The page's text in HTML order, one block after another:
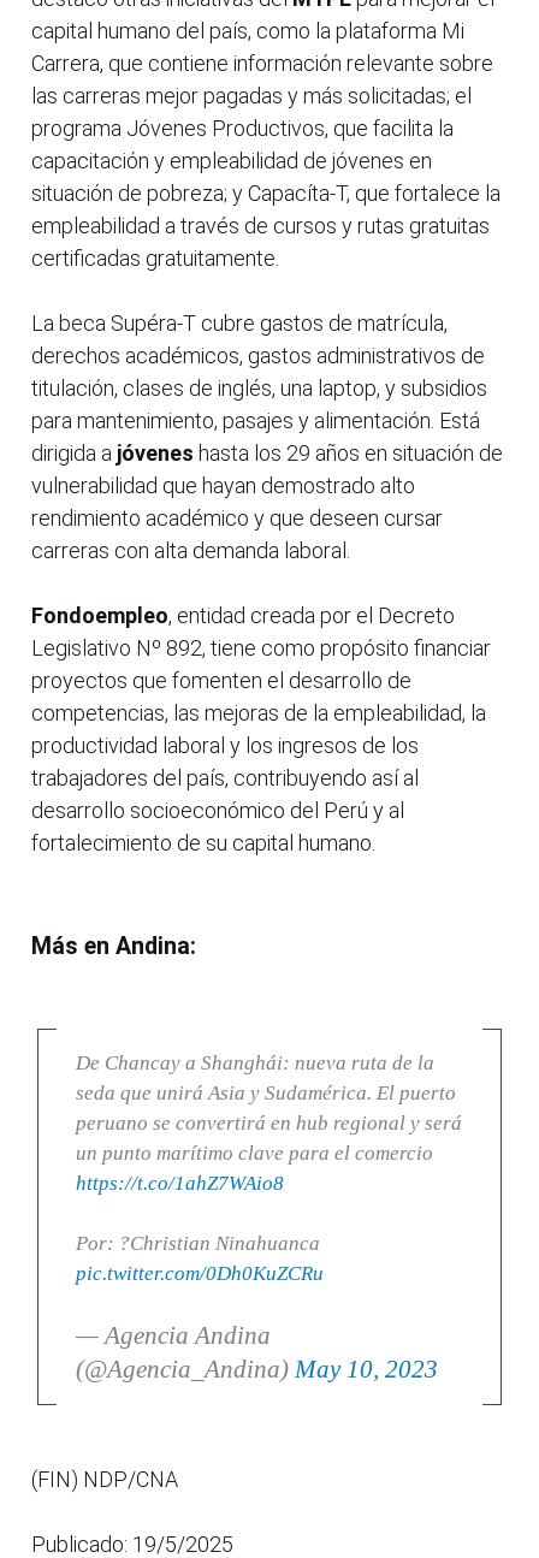
capital humano del país, como la plataforma Mi
Carrera, que contiene información relevante sobre
las carreras mejor pagadas y más solicitadas; el
programa Jóvenes Productivos, que facilita la
capacitación y empleabilidad de jóvenes en
situación de pobreza; y Capacíta-T, que fortalece la
empleabilidad a través de cursos y rutas gratuitas
certificadas gratuitamente.
La beca Supéra-T cubre gastos de matrícula,
derechos académicos, gastos administrativos de
titulación, clases de inglés, una laptop, y subsidios
para mantenimiento, pasajes y alimentación. Está
dirigida a jóvenes hasta los 29 años en situación de
vulnerabilidad que hayan demostrado alto
rendimiento académico y que deseen cursar
carreras con alta demanda laboral.
Fondoempleo, entidad creada por el Decreto
Legislativo Nº 892, tiene como propósito financiar
proyectos que fomenten el desarrollo de
competencias, las mejoras de la empleabilidad, la
productividad laboral y los ingresos de los
trabajadores del país, contribuyendo así al
desarrollo socioeconómico del Perú y al
fortalecimiento de su capital humano.
Más en Andina:
De Chancay a Shanghái: nueva ruta de la
seda que unirá Asia y Sudamérica. El puerto
peruano se convertirá en hub regional y será
un punto marítimo clave para el comercio
https://t.co/1ahZ7WAio8
Por: ?Christian Ninahuanca
pic.twitter.com/0Dh0KuZCRu
— Agencia Andina
(@Agencia_Andina)May 10, 2023
(FIN) NDP/CNA
Publicado: 19/5/2025